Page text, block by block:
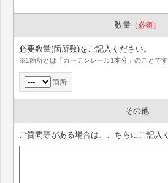
数量（必須）
必要数量(箇所数)をご記入ください。
※1箇所とは「カーテンレール1本分」のことです
箇所
その他
ご質問等がある場合は、こちらにご記入